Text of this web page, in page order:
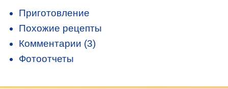
Приготовление
Похожие рецепты
Комментарии (3)
Фотоотчеты